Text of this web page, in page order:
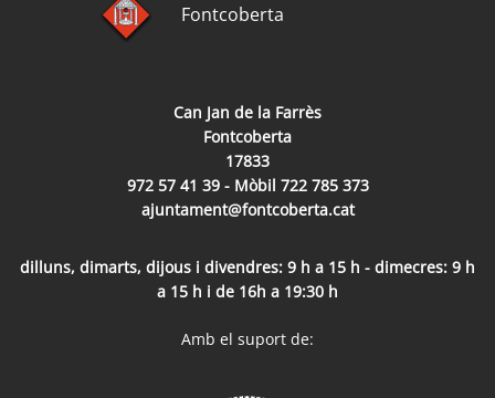
Can Jan de la Farrès
Fontcoberta
17833
972 57 41 39 - Mòbil 722 785 373
ajuntament@fontcoberta.cat
dilluns, dimarts, dijous i divendres: 9 h a 15 h - dimecres: 9 h
a 15 h i de 16h a 19:30 h
Fontcoberta
Amb el suport de: